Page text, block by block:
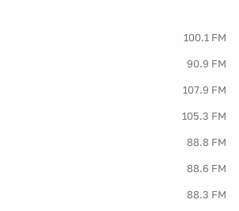
100.1 FM
90.9 FM
107.9 FM
105.3 FM
88.8 FM
88.6 FM
88.3 FM